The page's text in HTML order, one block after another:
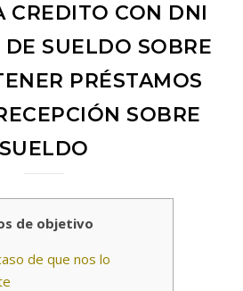
CREDITO CON DNI
SUELDO SOBRE
PRÉSTAMOS
SOBRE
SUELDO
de objetivo
de que nos lo